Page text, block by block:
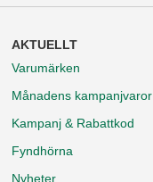
AKTUELLT
Varumärken
Månadens kampanjvaror
Kampanj & Rabattkod
Fyndhörna
Nyheter